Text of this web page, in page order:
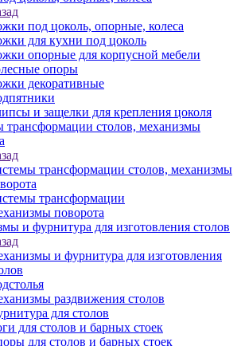
под цоколь, опорные, колеса
для кухни под цоколь
опорные для корпусной мебели
опоры
декоративные
и защелки для крепления цоколя
трансформации столов, механизмы
трансформации столов, механизмы
трансформации
поворота
и фурнитура для изготовления столов
и фурнитура для изготовления
раздвижения столов
для столов
для столов и барных стоек
для столов и барных стоек